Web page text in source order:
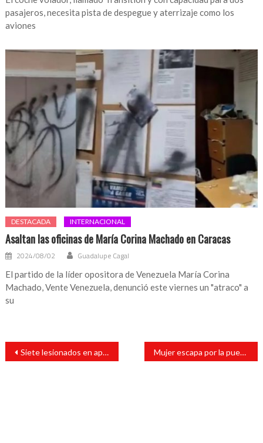
pasajeros, necesita pista de despegue y aterrizaje como los
aviones
DESTACADA INTERNACIONAL
Asaltan las oficinas de María Corina Machado en Caracas
2024/08/02 Guadalupe Cagal
El partido de la líder opositora de Venezuela María Corina
Machado, Vente Venezuela, denunció este viernes un "atraco" a
su
Navegación
entradas
Siete lesionados en aparatoso choque Mujer escapa por la puerta falsa